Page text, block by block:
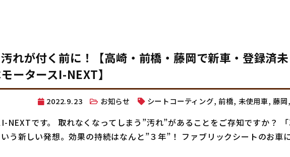
れが付く前に！【高崎・前橋・藤岡で新車・登録済未
ータースI-NEXT】
2022.9.23 お知らせ シートコーティング, 前橋, 未使用車,藤岡,
です。 取れなくなってしまう”汚れ”があることをご存知ですか？ 「
う新しい発想。効果の持続はなんと”３年”！ ファブリックシートのお車